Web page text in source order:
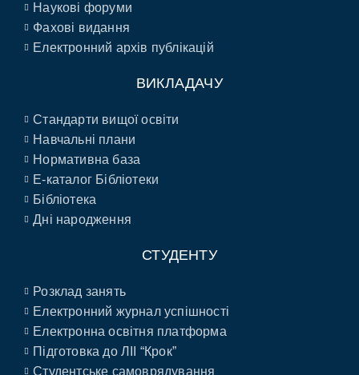
Наукові форуми
Фахові видання
Електронний архів публікацій
ВИКЛАДАЧУ
Стандарти вищої освіти
Навчальні плани
Нормативна база
E-каталог Бібліотеки
Бібліотека
Дні народження
СТУДЕНТУ
Розклад занять
Електронний журнал успішності
Електронна освітня платформа
Підготовка до ЛІІ “Крок”
Студентське самоврядування